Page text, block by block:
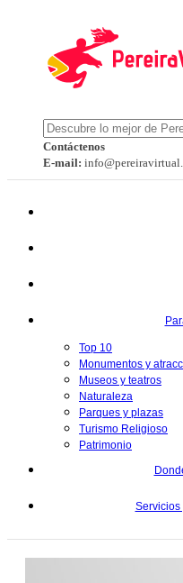
Contáctenos
E-mail:
Top 10
Monumentos y
Museos y teatros
Naturaleza
Parques y plazas
Turismo Religioso
Patrimonio
Servicios